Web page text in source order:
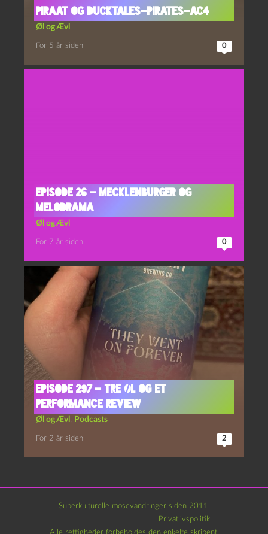
Piraat og Ducktales-Pirates-AC4
Øl og Ævl
For 5 år siden 0
Episode 26 – Mecklenburger og
Melodrama
Øl og Ævl
For 7 år siden 0
Episode 297 – Tre Øl og Et
Performance Review
Øl og Ævl , Podcasts
For 2 år siden 2
Superkulturelle mosevandringer siden 2011.
Privatlivspolitik